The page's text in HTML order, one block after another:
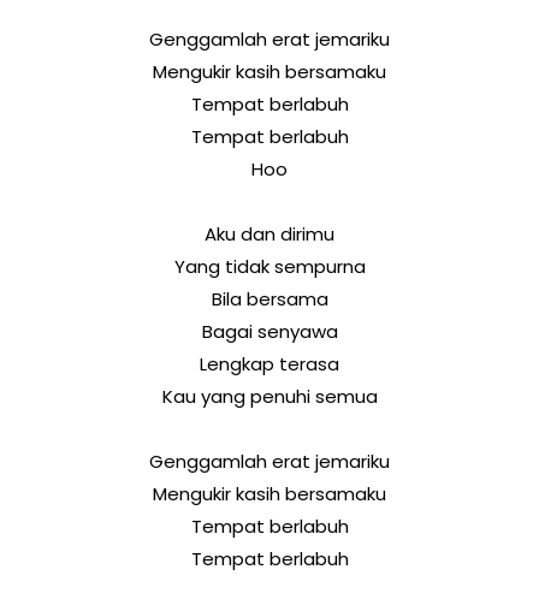
Genggamlah erat jemariku
Mengukir kasih bersamaku
Tempat berlabuh
Tempat berlabuh
Hoo
Aku dan dirimu
Yang tidak sempurna
Bila bersama
Bagai senyawa
Lengkap terasa
Kau yang penuhi semua
Genggamlah erat jemariku
Mengukir kasih bersamaku
Tempat berlabuh
Tempat berlabuh